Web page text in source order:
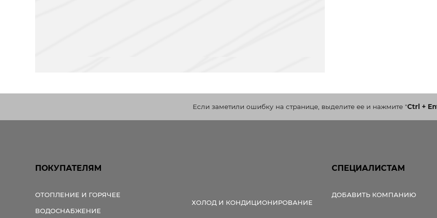
Если заметили ошибку на странице, выделите ее и нажмите"Ctrl +
ПОКУПАТЕЛЯМ
ОТОПЛЕНИЕ И ГОРЯЧЕЕ
ВОДОСНАБЖЕНИЕ
ХОЛОД И КОНДИЦИОНИРОВАНИЕ
СПЕЦИАЛИСТАМ
ДОБАВИТЬ КОМПАНИЮ